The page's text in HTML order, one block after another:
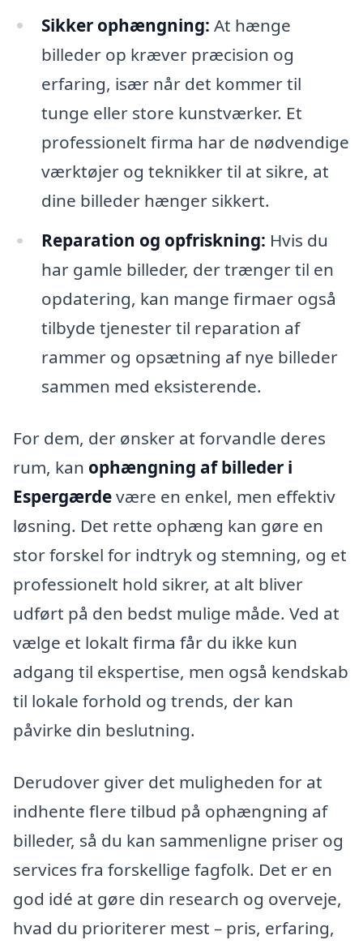
Sikker ophængning: At hænge
billeder op kræver præcision og
erfaring, især når det kommer til
tunge eller store kunstværker. Et
professionelt firma har de nødvendige
værktøjer og teknikker til at sikre, at
dine billeder hænger sikkert.
Reparation og opfriskning: Hvis du
har gamle billeder, der trænger til en
opdatering, kan mange firmaer også
tilbyde tjenester til reparation af
rammer og opsætning af nye billeder
sammen med eksisterende.
For dem, der ønsker at forvandle deres
rum, kan ophængning af billeder i
Espergærdevære en enkel, men effektiv
løsning. Det rette ophæng kan gøre en
stor forskel for indtryk og stemning, og et
professionelt hold sikrer, at alt bliver
udført på den bedst mulige måde. Ved at
vælge et lokalt firma får du ikke kun
adgang til ekspertise, men også kendskab
til lokale forhold og trends, der kan
påvirke din beslutning.
Derudover giver det muligheden for at
indhente flere tilbud på ophængning af
billeder, så du kan sammenligne priser og
services fra forskellige fagfolk. Det er en
god idé at gøre din research og overveje,
hvad du prioriterer mest – pris, erfaring,